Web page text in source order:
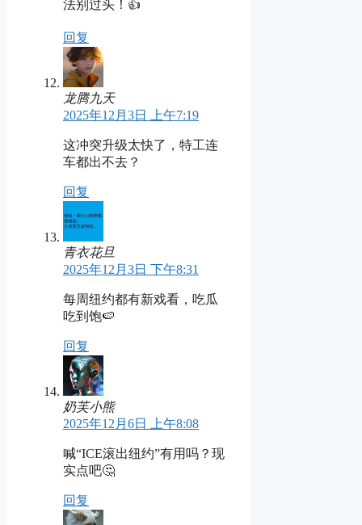
法别过头！👍
回复
龙腾九天
2025年12月3日 上午7:19
这冲突升级太快了，特工连
车都出不去？
回复
青衣花旦
2025年12月3日 下午8:31
每周纽约都有新戏看，吃瓜
吃到饱🍉
回复
奶芙小熊
2025年12月6日 上午8:08
喊“ICE滚出纽约”有用吗？现
实点吧🤔
回复